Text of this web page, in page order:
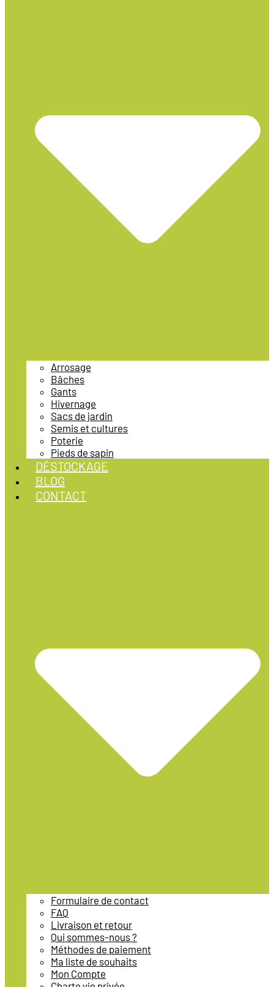
Arrosage
Bâches
Gants
Hivernage
Sacs de jardin
Semis et cultures
Poterie
Pieds de sapin
DÉSTOCKAGE
BLOG
CONTACT
Formulaire de contact
FAQ
Livraison et retour
Qui sommes-nous ?
Méthodes de paiement
Ma liste de souhaits
Mon Compte